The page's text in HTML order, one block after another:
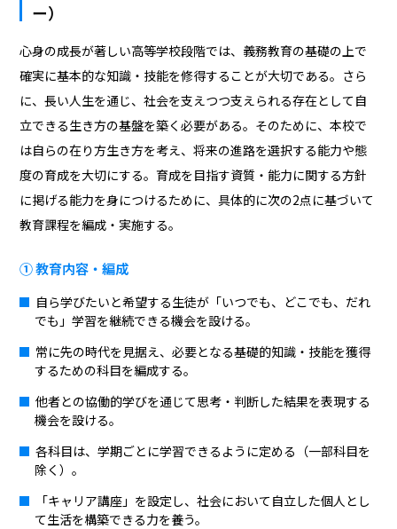
ー）
心身の成長が著しい高等学校段階では、義務教育の基礎の上で
確実に基本的な知識・技能を修得することが大切である。さら
に、長い人生を通じ、社会を支えつつ支えられる存在として自
立できる生き方の基盤を築く必要がある。そのために、本校で
は自らの在り方生き方を考え、将来の進路を選択する能力や態
度の育成を大切にする。育成を目指す資質・能力に関する方針
に掲げる能力を身につけるために、具体的に次の2点に基づいて
教育課程を編成・実施する。
① 教育内容・編成
自ら学びたいと希望する生徒が「いつでも、どこでも、だれ
でも」学習を継続できる機会を設ける。
常に先の時代を見据え、必要となる基礎的知識・技能を獲得
するための科目を編成する。
他者との協働的学びを通じて思考・判断した結果を表現する
機会を設ける。
各科目は、学期ごとに学習できるように定める（一部科目を
除く）。
「キャリア講座」を設定し、社会において自立した個人とし
て生活を構築できる力を養う。